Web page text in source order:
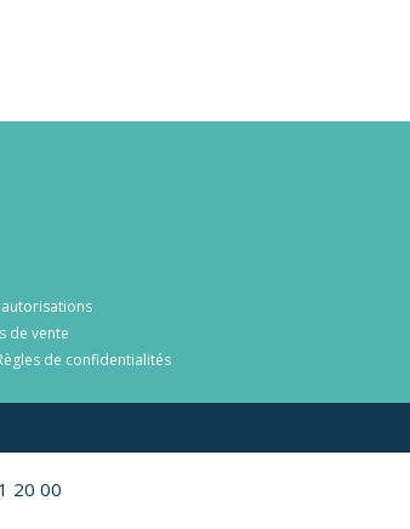
de vente
de confidentialités
20 00